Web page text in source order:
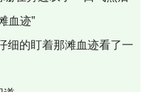
血迹”
的盯着那滩血迹看了一